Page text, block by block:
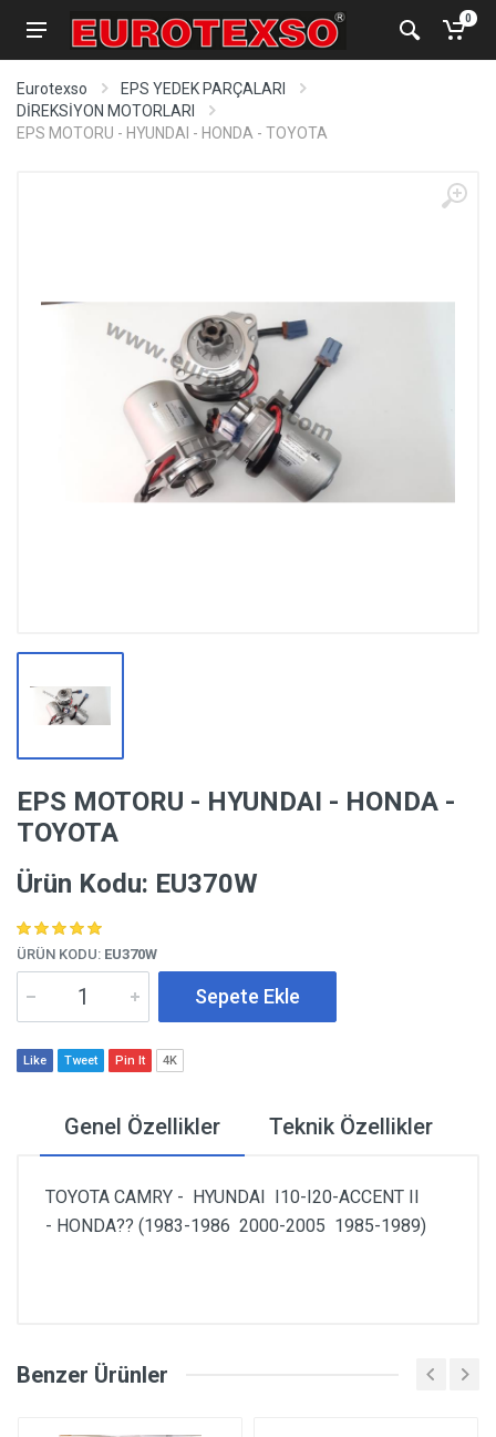
0
Eurotexso
EPS YEDEK PARÇALARI
DİREKSİYON MOTORLARI
EPS MOTORU - HYUNDAI - HONDA - TOYOTA
EPS MOTORU - HYUNDAI - HONDA -
TOYOTA
Ürün Kodu: EU370W
ÜRÜN KODU: EU370W
Sepete Ekle
Like Tweet Pin It 4K
Genel Özellikler Teknik Özellikler
TOYOTA CAMRY - HYUNDAI I10-I20-ACCENT II
- HONDA?? (1983-1986 2000-2005 1985-1989)
Benzer Ürünler